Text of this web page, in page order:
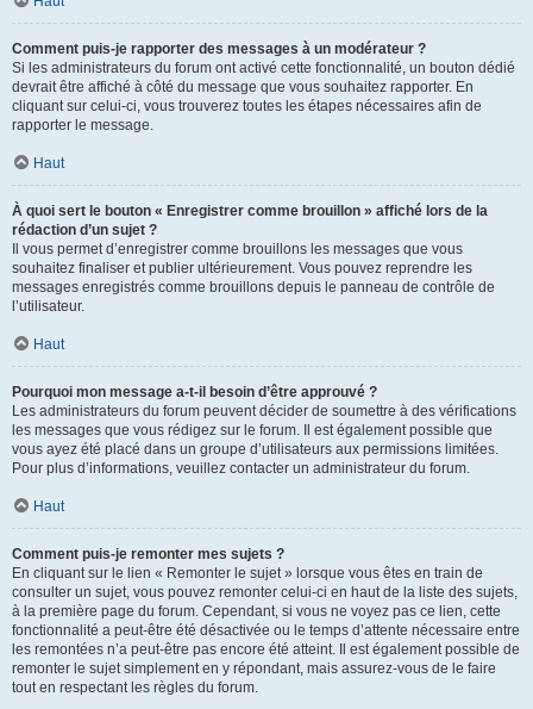
Comment puis-je rapporter des messages à un modérateur ?
Si les administrateurs du forum ont activé cette fonctionnalité, un bouton dédié
devrait être affiché à côté du message que vous souhaitez rapporter. En
cliquant sur celui-ci, vous trouverez toutes les étapes nécessaires afin de
rapporter le message.
Haut
À quoi sert le bouton « Enregistrer comme brouillon » affiché lors de la
rédaction d’un sujet ?
Il vous permet d’enregistrer comme brouillons les messages que vous
souhaitez finaliser et publier ultérieurement. Vous pouvez reprendre les
messages enregistrés comme brouillons depuis le panneau de contrôle de
l’utilisateur.
Haut
Pourquoi mon message a-t-il besoin d’être approuvé ?
Les administrateurs du forum peuvent décider de soumettre à des vérifications
les messages que vous rédigez sur le forum. Il est également possible que
vous ayez été placé dans un groupe d’utilisateurs aux permissions limitées.
Pour plus d’informations, veuillez contacter un administrateur du forum.
Haut
Comment puis-je remonter mes sujets ?
En cliquant sur le lien « Remonter le sujet » lorsque vous êtes en train de
consulter un sujet, vous pouvez remonter celui-ci en haut de la liste des sujets,
à la première page du forum. Cependant, si vous ne voyez pas ce lien, cette
fonctionnalité a peut-être été désactivée ou le temps d’attente nécessaire entre
les remontées n’a peut-être pas encore été atteint. Il est également possible de
remonter le sujet simplement en y répondant, mais assurez-vous de le faire
tout en respectant les règles du forum.